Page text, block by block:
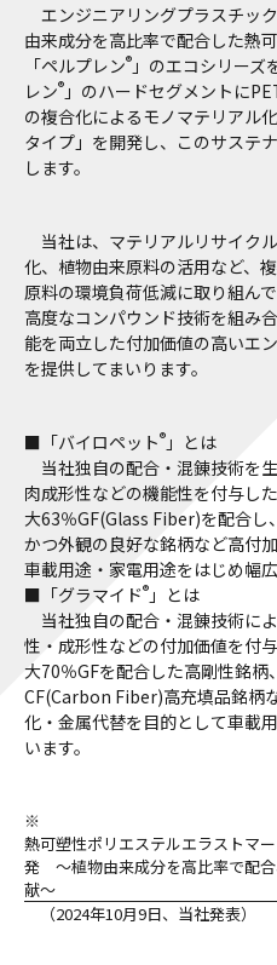
エンジニアリングプラスチッ
由来成分を高比率で配合した熱
「ペルプレン® 」のエコシリー
レン® 」のハードセグメントに
の複合化によるモノマテリアル
タイプ」を開発し、このサステ
します。
当社は、マテリアルリサイク
化、植物由来原料の活用など、
原料の環境負荷低減に取り組ん
高度なコンパウンド技術を組み
能を両立した付加価値の高いエ
を提供してまいります。
■「バイロペット® 」とは
当社独自の配合・混錬技術を
肉成形性などの機能性を付与し
大63％GF(Glass Fiber)を配合し
かつ外観の良好な銘柄など高付
車載用途・家電用途をはじめ幅
■「グラマイド® 」とは
当社独自の配合・混錬技術に
性・成形性などの付加価値を付
大70％GFを配合した高剛性銘柄
CF(Carbon Fiber)高充填品銘柄
化・金属代替を目的として車載
います。
※
熱可塑性ポリエステルエラストマ
発 ～植物由来成分を高比率で配
献～
（2024年10月9日、当社発表）